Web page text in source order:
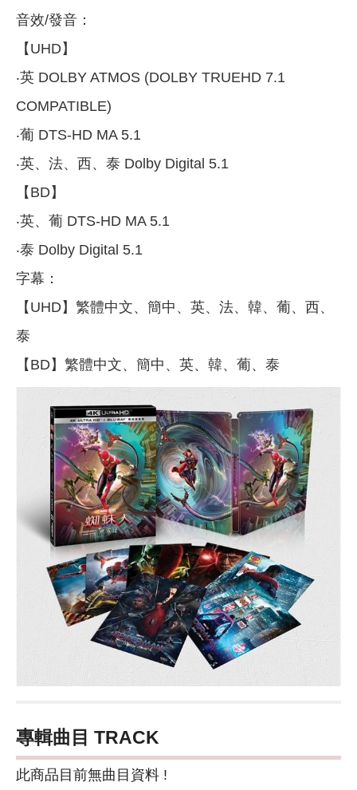
音效/發音：
【UHD】
‧英 DOLBY ATMOS (DOLBY TRUEHD 7.1
COMPATIBLE)
‧葡 DTS-HD MA 5.1
‧英、法、西、泰 Dolby Digital 5.1
【BD】
‧英、葡 DTS-HD MA 5.1
‧泰 Dolby Digital 5.1
字幕：
【UHD】繁體中文、簡中、英、法、韓、葡、西、
泰
【BD】繁體中文、簡中、英、韓、葡、泰
專輯曲目 TRACK
此商品目前無曲目資料 !